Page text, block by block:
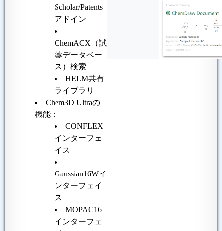
Scholar/Patents
アドイン
ChemACX（試
薬データベー
ス）検索
HELM共有
ライブラリ
Chem3D Ultraの
機能：
CONFLEX
インターフェ
イス
Gaussian16Wイ
ンターフェイ
ス
MOPAC16
インターフェ